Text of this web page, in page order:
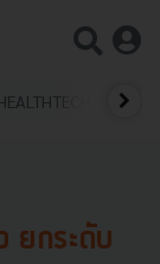
ยกระดับ